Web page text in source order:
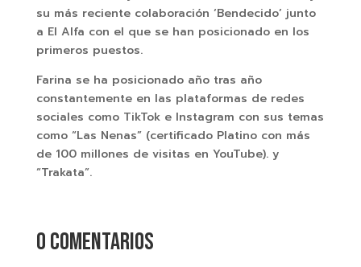
su más reciente colaboración ‘Bendecido’ junto
a El Alfa con el que se han posicionado en los
primeros puestos.
Farina se ha posicionado año tras año
constantemente en las plataformas de redes
sociales como TikTok e Instagram con sus temas
como “Las Nenas” (certificado Platino con más
de 100 millones de visitas en YouTube). y
“Trakata”.
0 comentarios